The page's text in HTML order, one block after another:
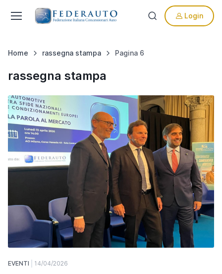
Login
Home rassegna stampa Pagina 6
rassegna stampa
EVENTI 14/04/2026